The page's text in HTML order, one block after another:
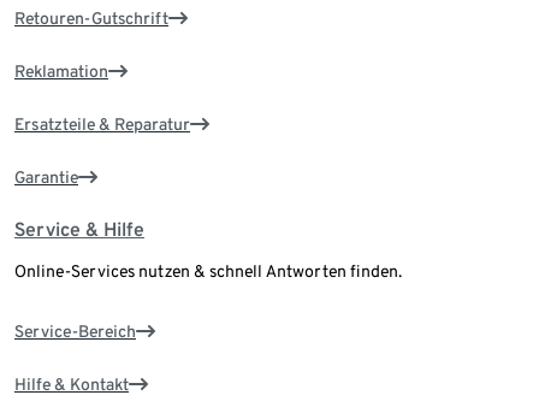
Retouren-Gutschrift
Reklamation
Ersatzteile & Reparatur
Garantie
Service & Hilfe
Online-Services nutzen & schnell Antworten finden.
Service-Bereich
Hilfe & Kontakt